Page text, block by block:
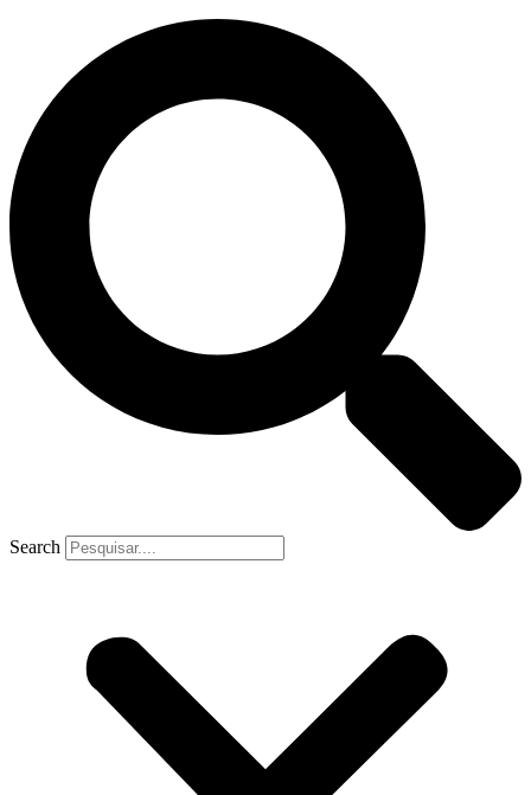
Search